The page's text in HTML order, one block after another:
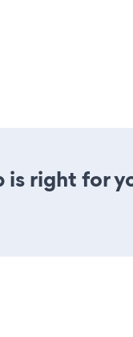
right for